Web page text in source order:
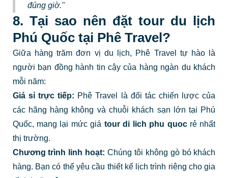
đúng giờ."
8. Tại sao nên đặt tour du lịch
Phú Quốc tại Phê Travel?
Giữa hàng trăm đơn vị du lịch, Phê Travel tự hào là
người bạn đồng hành tin cậy của hàng ngàn du khách
mỗi năm:
Giá sỉ trực tiếp: Phê Travel là đối tác chiến lược của
các hãng hàng không và chuỗi khách sạn lớn tại Phú
Quốc, mang lại mức giá tour di lich phu quocrẻ nhất
thị trường.
Chương trình linh hoạt: Chúng tôi không gò bó khách
hàng. Bạn có thể yêu cầu thiết kế lịch trình riêng cho gia